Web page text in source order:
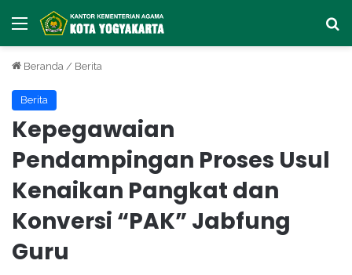
Menu
Beranda / Berita
Berita
Kepegawaian
Pendampingan Proses Usul
Kenaikan Pangkat dan
Konversi “PAK” Jabfung
Guru